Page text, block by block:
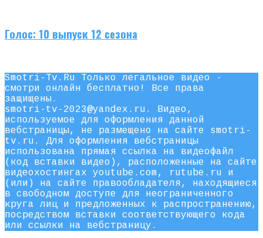
Голос: 10 выпуск 12 сезона
Smotri-Tv.Ru Только легальное видео -
смотри онлайн бесплатно! Все права
защищены.
smotri-tv-2023@yandex.ru. Видео,
используемое для оформления данной
вебстраницы, не размещено на сайте smotri-
tv.ru. Для оформления вебстраницы
использована прямая ссылка на видеофайл
(код вставки видео), расположенные на сайте
видеохостингах youtube.com, rutube.ru и
(или) на сайте правообладателя, находящиеся
в свободном доступе для неограниченного
круга лиц и предложенных к распространению,
посредством вставки соответствующего кода
или ссылки на вебстраницу.